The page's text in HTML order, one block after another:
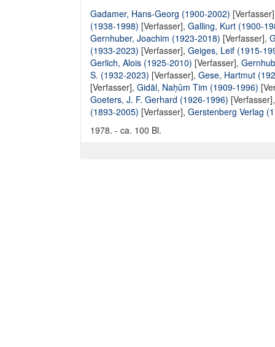
Gadamer, Hans-Georg (1900-2002)
(1938-1998) [Verfasser], Galling, Kurt (1900-
Gernhuber, Joachim (1923-2018) [Verfasser],
(1933-2023) [Verfasser], Geiges, Leif (1915-
Gerlich, Alois (1925-2010) [Verfasser],
S. (1932-2023) [Verfasser], Gese, Hartmut
[Verfasser], Gidāl, Naḥûm Tim (1909-1996)
Goeters, J. F. Gerhard (1926-1996)
(1893-2005) [Verfasser], Gerstenberg Verlag
1978. - ca. 100 Bl.